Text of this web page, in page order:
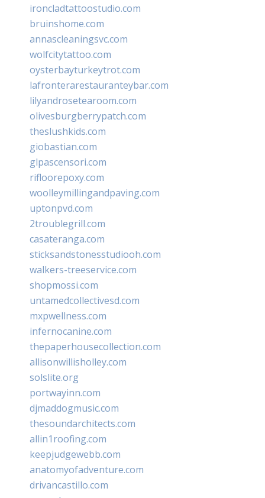
ironcladtattoostudio.com
bruinshome.com
annascleaningsvc.com
wolfcitytattoo.com
oysterbayturkeytrot.com
lafronterarestauranteybar.com
lilyandrosetearoom.com
olivesburgberrypatch.com
theslushkids.com
giobastian.com
glpascensori.com
rifloorepoxy.com
woolleymillingandpaving.com
uptonpvd.com
2troublegrill.com
casateranga.com
sticksandstonesstudiooh.com
walkers-treeservice.com
shopmossi.com
untamedcollectivesd.com
mxpwellness.com
infernocanine.com
thepaperhousecollection.com
allisonwillisholley.com
solslite.org
portwayinn.com
djmaddogmusic.com
thesoundarchitects.com
allin1roofing.com
keepjudgewebb.com
anatomyofadventure.com
drivancastillo.com